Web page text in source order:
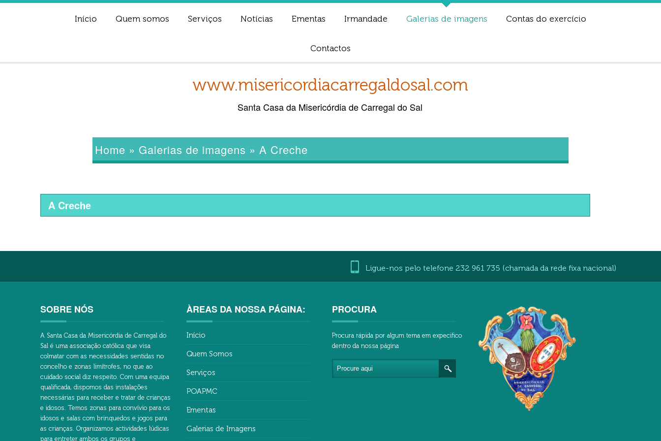
Início Quem somos Serviços Notícias Ementas Irmandade Galerias de imagens Contas do exercício
Contactos
www.misericordiacarregaldosal.com
Santa Casa da Misericórdia de Carregal do Sal
Home » Galerias de imagens » A Creche
A Creche
Ligue-nos pelo telefone 232 961 735 (chamada da rede fixa nacional)
SOBRE NÓS
A Santa Casa da Misericórdia de Carregal do
Sal é uma associação católica que visa
colmatar com as necessidades sentidas no
concelho e zonas limítrofes, no que ao
cuidado social diz respeito. Com uma equipa
qualificada, dispomos das instalações
necessárias para receber e tratar de crianças
e idosos. Temos zonas para convívio para os
idosos e salas com brinquedos e jogos para
as crianças. Organizamos actividades lúdicas
para entreter ambos os grupos e
ÀREAS DA NOSSA PÁGINA:
Início
Quem Somos
Serviços
POAPMC
Ementas
Galerias de Imagens
PROCURA
Procura rápida por algum tema em expecifico
dentro da nossa página